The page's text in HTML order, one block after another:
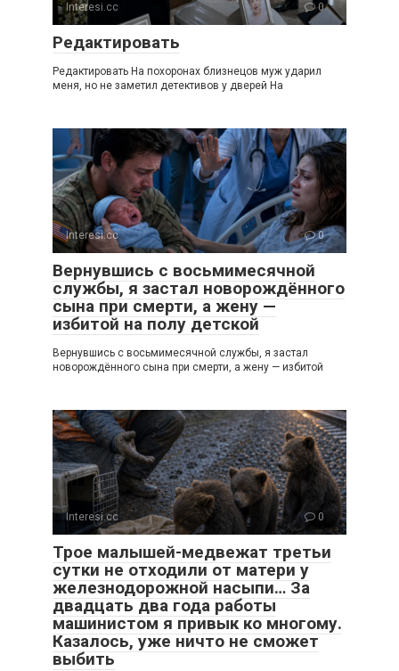
Interesi.cc 0
Редактировать
Редактировать На похоронах близнецов муж ударил
меня, но не заметил детективов у дверей На
Interesi.cc 0
Вернувшись с восьмимесячной
службы, я застал новорождённого
сына при смерти, а жену —
избитой на полу детской
Вернувшись с восьмимесячной службы, я застал
новорождённого сына при смерти, а жену — избитой
Interesi.cc 0
Трое малышей-медвежат третьи
сутки не отходили от матери у
железнодорожной насыпи… За
двадцать два года работы
машинистом я привык ко многому.
Казалось, уже ничто не сможет
выбить